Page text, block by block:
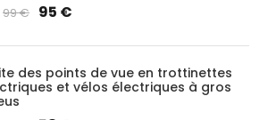
99 € 95 €
des points de vue en trottinettes
et vélos électriques à gros